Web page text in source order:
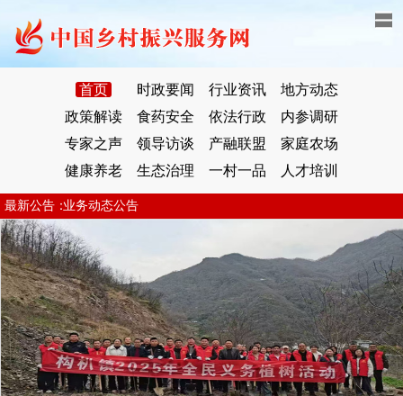
首页 时政要闻 行业资讯
地方动态
政策解读
食药安全 依法行政
内参调研
专家之声
领导访谈 产融联盟
家庭农场
健康养老
生态治理 一村一品 人才培训
最新公告：业务动态公告
业务动态公告